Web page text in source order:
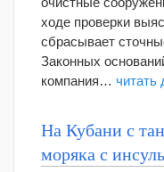
ходе проверки
сбрасывает
Законных
компания… читать
На Кубани с
моряка с